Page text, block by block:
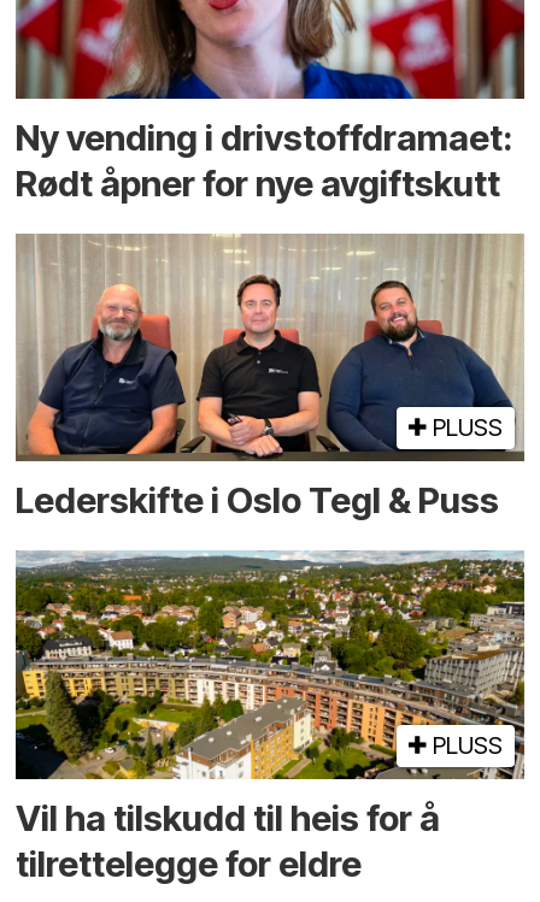
Ny vending i drivstoffdramaet:
Rødt åpner for nye avgiftskutt
PLUSS
Lederskifte i Oslo Tegl & Puss
PLUSS
Vil ha tilskudd til heis for å
tilrettelegge for eldre